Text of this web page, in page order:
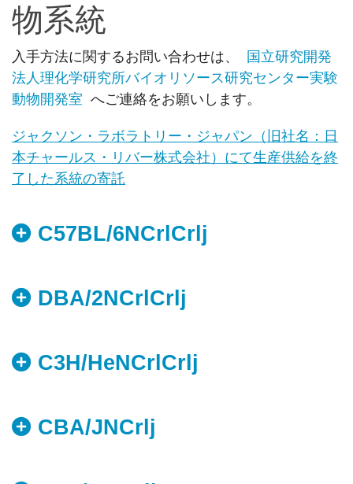
物系統
入手方法に関するお問い合わせは、
国立研究開発
法人理化学研究所バイオリソース研究センター実験
動物開発室 へご連絡をお願いします。
ジャクソン・ラボラトリー・ジャパン（旧社名：日
本チャールス・リバー株式会社）にて生産供給を終
了した系統の寄託
C57BL/6NCrlCrlj
DBA/2NCrlCrlj
C3H/HeNCrlCrlj
CBA/JNCrlj